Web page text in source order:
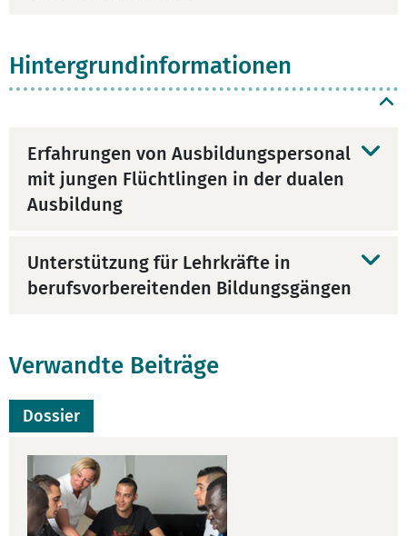
Hintergrundinformationen
Erfahrungen von Ausbildungspersonal
mit jungen Flüchtlingen in der dualen
Ausbildung
Unterstützung für Lehrkräfte in
berufsvorbereitenden Bildungsgängen
Verwandte Beiträge
Dossier